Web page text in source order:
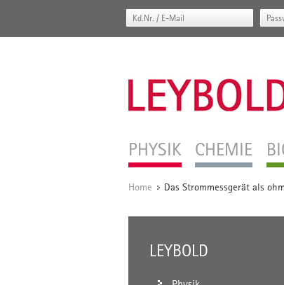
PHYSIK CHEMIE
Home / Das Strommessgerät als
LEYBOLD